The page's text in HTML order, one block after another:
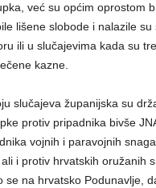
već su općim oprostom
lišene slobode i nalazile su
ili u slučajevima kada su
kazne.
slučajeva županijska su
protiv pripadnika bivše
vojnih i paravojnih
i protiv hrvatskih oružanih
se na hrvatsko Podunavlje,